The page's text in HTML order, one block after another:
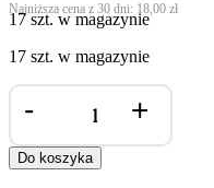
Najniższa cena z 30 dni: 18,00 zł
17 szt. w magazynie
17 szt. w magazynie
ilość
Sezam
BIO
250g
- +
Do koszyka